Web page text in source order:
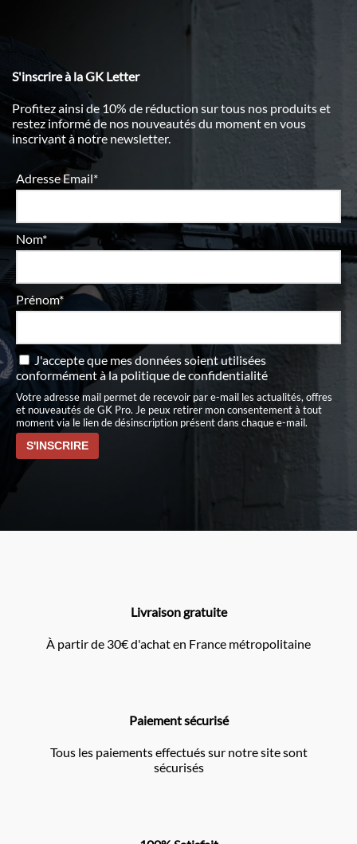
S'inscrire à la GK Letter
Profitez ainsi de 10% de réduction sur tous nos produits et
restez informé de nos nouveautés du moment en vous
inscrivant à notre newsletter.
Adresse Email*
Nom*
Prénom*
J'accepte que mes données soient utilisées
conformément àla politique de confidentialité
Votre adresse mail permet de recevoir par e-mail les actualités, offres
et nouveautés de GK Pro. Je peux retirer mon consentement à tout
moment via le lien de désinscription présent dans chaque e-mail.
Livraison gratuite
À partir de 30€ d'achat en France métropolitaine
Paiement sécurisé
Tous les paiements effectués sur notre site sont
sécurisés